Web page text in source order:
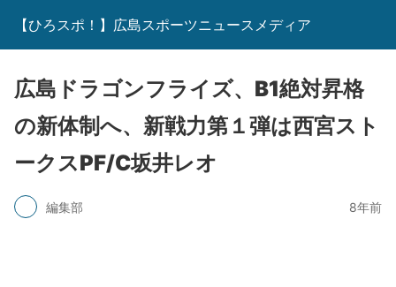
【ひろスポ！】広島スポーツニュースメディア
広島ドラゴンフライズ、B1絶対昇格
の新体制へ、新戦力第１弾は西宮スト
ークスPF/C坂井レオ
編集部 8年前